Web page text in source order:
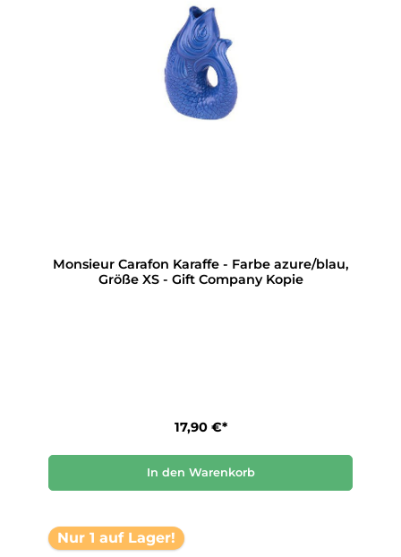
Monsieur Carafon Karaffe - Farbe azure/blau,
Größe XS - Gift Company Kopie
17,90 €*
In den Warenkorb
Nur 1 auf Lager!